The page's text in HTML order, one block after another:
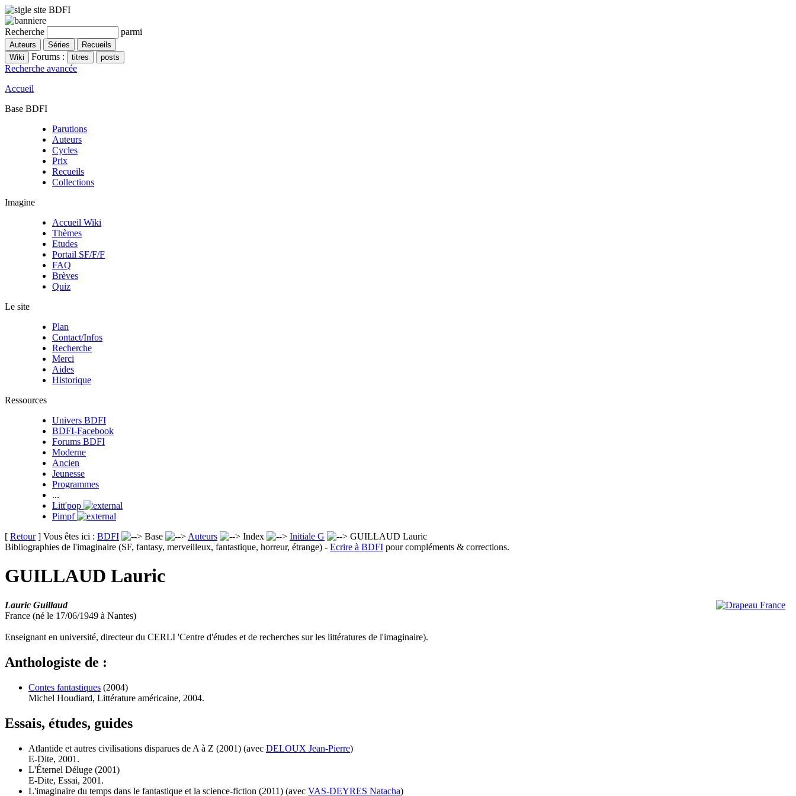
Recherche parmi
Forums :
Recherche avancée
Accueil
Base BDFI
Parutions
Auteurs
Cycles
Prix
Recueils
Collections
Imagine
Accueil Wiki
Thèmes
Etudes
Portail SF/F/F
FAQ
Brèves
Quiz
Le site
Plan
Contact/Infos
Recherche
Merci
Aides
Historique
Ressources
Univers BDFI
BDFI-Facebook
Forums BDFI
Moderne
Ancien
Jeunesse
Programmes
...
Litt'pop
Pimpf
[ Retour] Vous êtes ici : BDFI Base Auteurs Index Initiale G
GUILLAUD Lauric
Bibliographies de l'imaginaire (SF, fantasy, merveilleux, fantastique, horreur, étrange) - Ecrire à BDFI pour compléments & corrections.
GUILLAUD Lauric
Lauric Guillaud
France (né le 17/06/1949 à Nantes)
Enseignant en université, directeur du CERLI 'Centre d'études et de recherches sur les littératures de l'imaginaire).
Anthologiste de :
Contes fantastiques (2004)
Michel Houdiard, Littérature américaine, 2004.
Essais, études, guides
Atlantide et autres civilisations disparues de A à Z (2001) (avec DELOUX Jean-Pierre)
E-Dite, 2001.
L'Éternel Déluge (2001)
E-Dite, Essai, 2001.
L'imaginaire du temps dans le fantastique et la science-fiction (2011) (avec VAS-DEYRES Natacha)